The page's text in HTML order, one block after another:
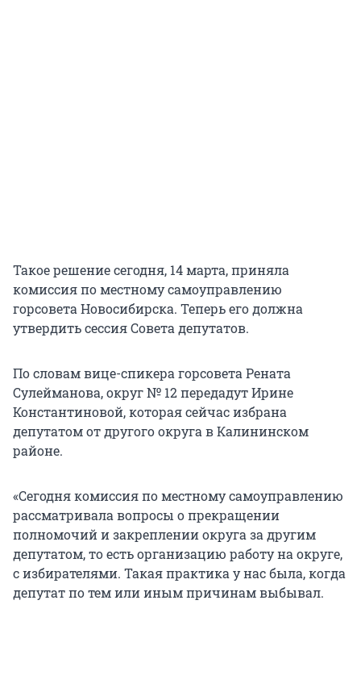
Такое решение сегодня, 14 марта, приняла
комиссия по местному самоуправлению
горсовета Новосибирска. Теперь его должна
утвердить сессия Совета депутатов.
По словам вице-спикера горсовета Рената
Сулейманова, округ № 12 передадут Ирине
Константиновой, которая сейчас избрана
депутатом от другого округа в Калининском
районе.
«Сегодня комиссия по местному самоуправлению
рассматривала вопросы о прекращении
полномочий и закреплении округа за другим
депутатом, то есть организацию работу на округе,
с избирателями. Такая практика у нас была, когда
депутат по тем или иным причинам выбывал.